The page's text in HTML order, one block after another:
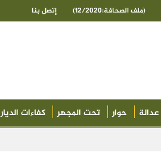
(ملف الصحافة:12/2020) إتصل بنا
عدالة حوار تحت المجهر كفاءات الديار